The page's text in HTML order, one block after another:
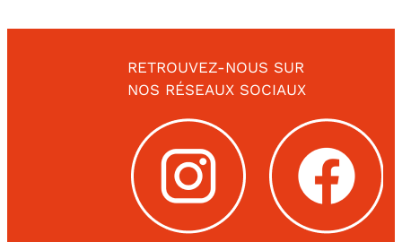
RETROUVEZ-NOUS SUR
NOS RÉSEAUX SOCIAUX